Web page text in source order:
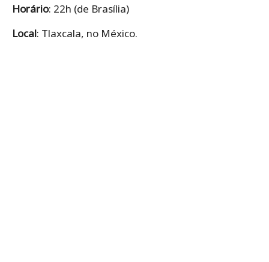
Horário: 22h (de Brasília)
Local: Tlaxcala, no México.